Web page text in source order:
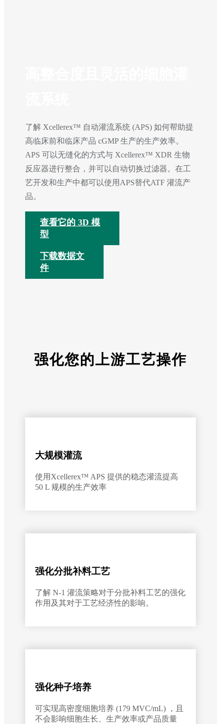
了解 Xcellerex™ 自动灌流系统 (APS) 如何帮助提
高临床前和临床产品 cGMP 生产的生产效率。
APS 可以无缝化的方式与 Xcellerex™ XDR 生物
反应器进行整合，并可以自动切换过滤器。在工
艺开发和生产中都可以使用APS替代ATF 灌流产
品。
查看它的 3D 模
型
下载数据文
件
强化您的上游工艺操作
大规模灌流
使用Xcellerex™ APS 提供的稳态灌流提高
50 L 规模的生产效率
强化分批补料工艺
了解 N-1 灌流策略对于分批补料工艺的强化
作用及其对于工艺经济性的影响。
强化种子培养
可实现高密度细胞培养 (179 MVC/mL) ，且
不会影响细胞生长、生产效率或产品质量